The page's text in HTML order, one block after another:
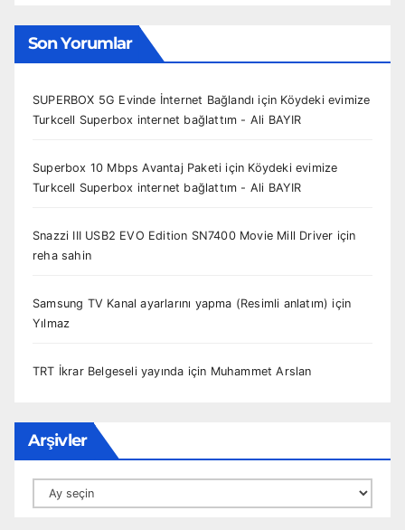
Son Yorumlar
SUPERBOX 5G Evinde İnternet Bağlandı için Köydeki evimize
Turkcell Superbox internet bağlattım - Ali BAYIR
Superbox 10 Mbps Avantaj Paketi için Köydeki evimize
Turkcell Superbox internet bağlattım - Ali BAYIR
Snazzi III USB2 EVO Edition SN7400 Movie Mill Driver için
reha sahin
Samsung TV Kanal ayarlarını yapma (Resimli anlatım) için
Yılmaz
TRT İkrar Belgeseli yayında için Muhammet Arslan
Arşivler
Arşivler